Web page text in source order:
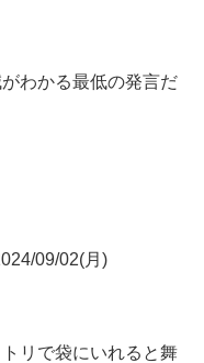
わかる最低の発言だ
09/02(月)
リで袋にいれると舞